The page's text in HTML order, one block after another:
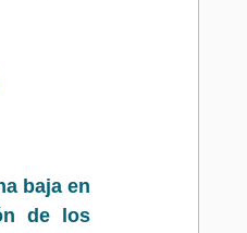
baja en
de los